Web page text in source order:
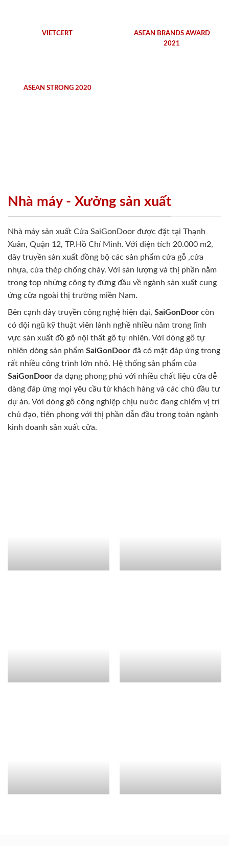
VIETCERT
ASEAN BRANDS AWARD
2021
ASEAN STRONG 2020
Nhà máy - Xưởng sản xuất
Nhà máy sản xuất Cửa SaiGonDoor được đặt tại Thạnh
Xuân, Quận 12, TP.Hồ Chí Minh. Với diện tích 20.000 m2,
dây truyền sản xuất đồng bộ các sản phẩm cửa gỗ ,cửa
nhựa, cửa thép chống cháy. Với sản lượng và thị phần nằm
trong top những công ty đứng đầu về ngành sản xuất cung
ứng cửa ngoài thị trường miền Nam.
Bên cạnh dây truyền công nghệ hiện đại, SaiGonDoor còn
có đội ngũ kỹ thuật viên lành nghề nhiều năm trong lĩnh
vực sản xuất đồ gỗ nội thất gỗ tự nhiên. Với dòng gỗ tự
nhiên dòng sản phẩm SaiGonDoor đã có mặt đáp ứng trong
rất nhiều công trình lớn nhỏ. Hệ thống sản phẩm của
SaiGonDoor đa dạng phong phú với nhiều chất liệu cửa dễ
dàng đáp ứng mọi yêu cầu từ khách hàng và các chủ đầu tư
dự án. Với dòng gỗ công nghiệp chịu nước đang chiếm vị trí
chủ đạo, tiên phong với thị phần dẫn đầu trong toàn ngành
kinh doanh sản xuất cửa.